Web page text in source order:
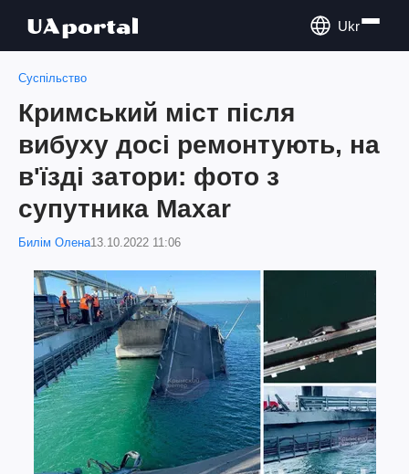
Ukr
Суспільство
Кримський міст після
вибуху досі ремонтують, на
в'їзді затори: фото з
супутника Maxar
Билім Олена13.10.2022 11:06